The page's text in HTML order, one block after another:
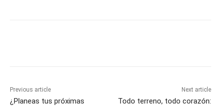
Previous article
¿Planeas tus próximas
Next article
Todo terreno, todo corazón: